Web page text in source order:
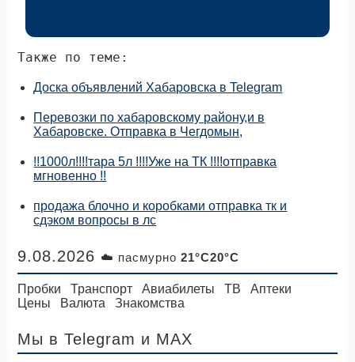
Также по теме:
Доска объявлений Хабаровска в Telegram
Перевозки по хабаровскому району,и в
Хабаровске. Отправка в Чегдомын,
!!1000л!!!!тара 5л !!!!Уже на ТК !!!!отправка
мгновенно !!
продажа блочно и коробками отправка тк и
сдэком вопросы в лс
9.08.2026 ☁️ пасмурно21°C20°C
Пробки Транспорт Авиабилеты ТВ
Аптеки
Цены
Валюта Знакомства
Мы в Telegram и MAX